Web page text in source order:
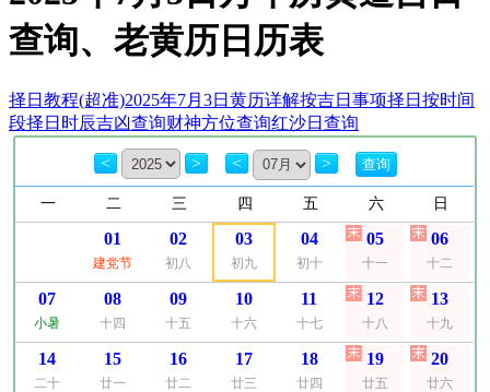
查询、老黄历日历表
择日教程(超准)2025年7月3日黄历详解按吉日事项择日 按时间
段择日 时辰吉凶查询财神方位查询红沙日查询
< > < >
一 二 三 四 五 六 日
01
建党节
02
初八
03
初九
04
初十
05
十一
06
十二
07
小暑
08
十四
09
十五
10
十六
11
十七
12
十八
13
十九
14
二十
15
廿一
16
廿二
17
廿三
18
廿四
19
廿五
20
廿六